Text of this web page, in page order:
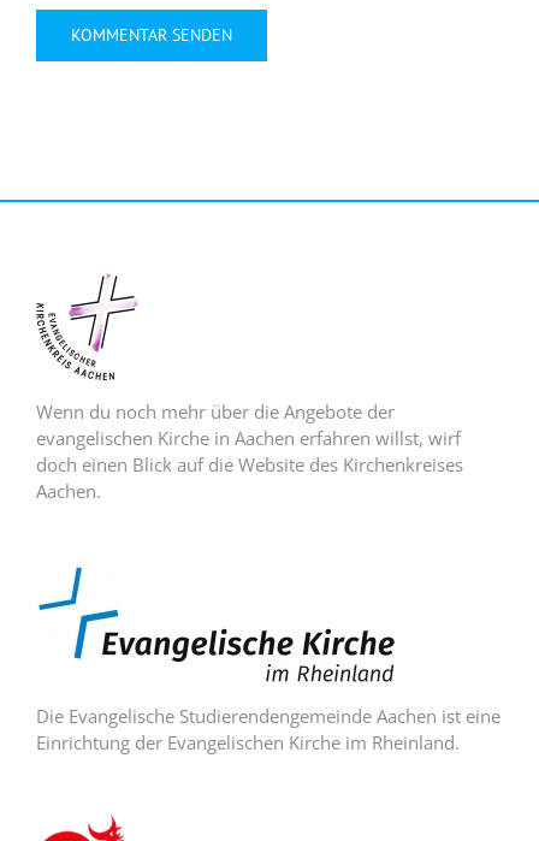
Wenn du noch mehr über die Angebote der
evangelischen Kirche in Aachen erfahren willst, wirf
doch einen Blick auf die Website des Kirchenkreises
Aachen.
Die Evangelische Studierendengemeinde Aachen ist eine
Einrichtung der Evangelischen Kirche im Rheinland.